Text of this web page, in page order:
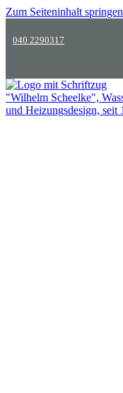
Zum Seiteninhalt springen
040 2290317